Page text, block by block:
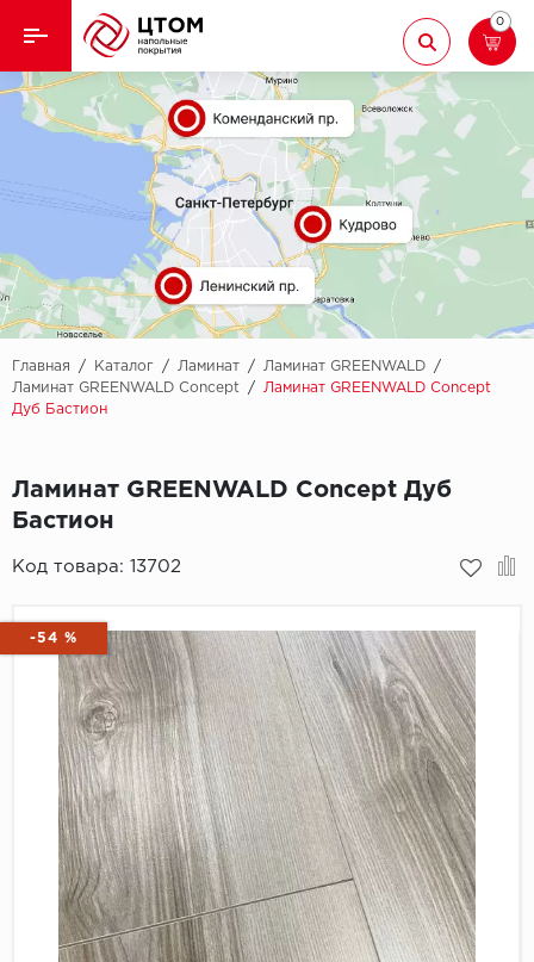
Назад
Кварцвиниловая плитка
Назад
Aberhof
Adelar
Alfa
AllureFloor
Alpine floor
Bonkeel
Classen
CorkArt Vinyl
CronaFloor
Damy Floor
Decoria
Dolce Flooring
Ламинат
Ковролин
Линолеум
Паркет
Паркетная доска
Подложка
Пробковое покрытие
0
Главная / Каталог / Ламинат / Ламинат GREENWALD
/
Ламинат GREENWALD Concept
/
Ламинат GREENWALD Concept
Дуб Бастион
Ламинат GREENWALD Concept Дуб
Бастион
Код товара: 13702
-54 %